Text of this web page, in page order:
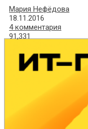
Мария Нефёдова
18.11.2016
4 комментария
91,331